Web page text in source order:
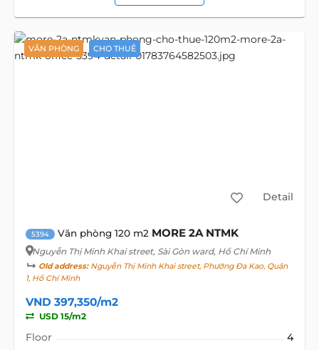
VĂN PHÒNG CHO THUÊ
Detail
5394 Văn phòng 120 m2 MORE 2A NTMK
Nguyễn Thị Minh Khai street, Sài Gòn ward, Hồ Chí Minh
Old address:Nguyễn Thị Minh Khai street, Phường Đa Kao, Quận
1, Hồ Chí Minh
VND 397,350/m2
USD 15/m2
Floor
4